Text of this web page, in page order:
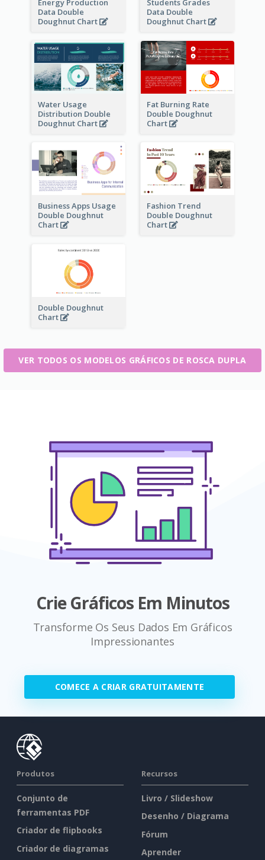
Energy Production
Data Double
Doughnut Chart
Students Grades
Data Double
Doughnut Chart
Water Usage
Distribution Double
Doughnut Chart
Fat Burning Rate
Double Doughnut
Chart
Business Apps Usage
Double Doughnut
Chart
Fashion Trend
Double Doughnut
Chart
Double Doughnut
Chart
VER TODOS OS MODELOS GRÁFICOS DE ROSCA DUPLA
Crie Gráficos Em Minutos
Transforme Os Seus Dados Em Gráficos
Impressionantes
COMECE A CRIAR GRATUITAMENTE
Produtos
Conjunto de
ferramentas PDF
Criador de flipbooks
Criador de diagramas
Recursos
Livro / Slideshow
Desenho / Diagrama
Fórum
Aprender